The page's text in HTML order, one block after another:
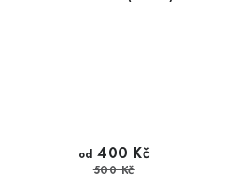
od 400 Kč
500 Kč